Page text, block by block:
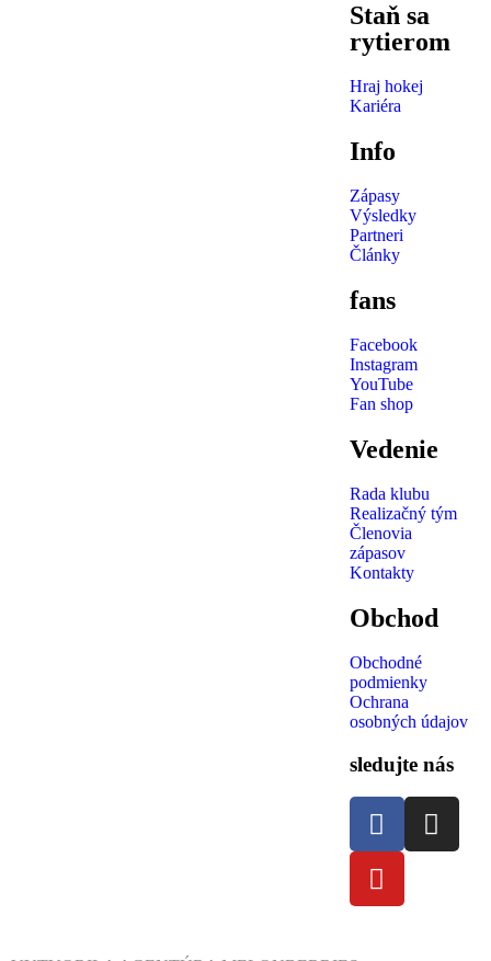
Staň sa
rytierom
Hraj hokej
Kariéra
Info
Zápasy
Výsledky
Partneri
Články
fans
Facebook
Instagram
YouTube
Fan shop
Vedenie
Rada klubu
Realizačný tým
Členovia
zápasov
Kontakty
Obchod
Obchodné
podmienky
Ochrana
osobných údajov
sledujte nás